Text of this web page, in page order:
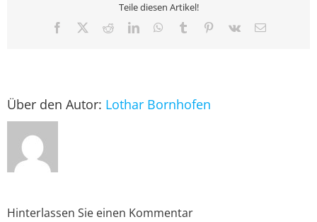
Teile diesen Artikel!
Facebook RedditLinkedInWhatsApp
Tumblr Pinterest
Vk
E-
Über den Autor: Lothar Bornhofen
Hinterlassen Sie einen Kommentar